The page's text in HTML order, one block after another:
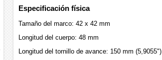
Especificación física
Tamaño del marco: 42 x 42 mm
Longitud del cuerpo: 48 mm
Longitud del tornillo de avance: 150 mm (5,9055")